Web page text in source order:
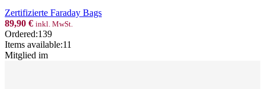
G
zertifiziert
mit
Siegelmöglichkeit
Menge
Zertifizierte Faraday Bags
89,90 € inkl. MwSt.
Ordered:139
Items available:11
Mitglied im